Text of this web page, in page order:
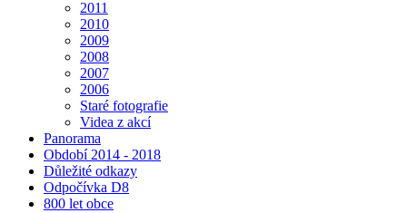
2011
2010
2009
2008
2007
2006
Staré fotografie
Videa z akcí
Panorama
Období 2014 - 2018
Důležité odkazy
Odpočívka D8
800 let obce